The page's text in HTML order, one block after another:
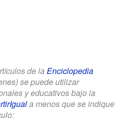
de la Enciclopedia
se puede utilizar
y educativos bajo la
a menos que se indique